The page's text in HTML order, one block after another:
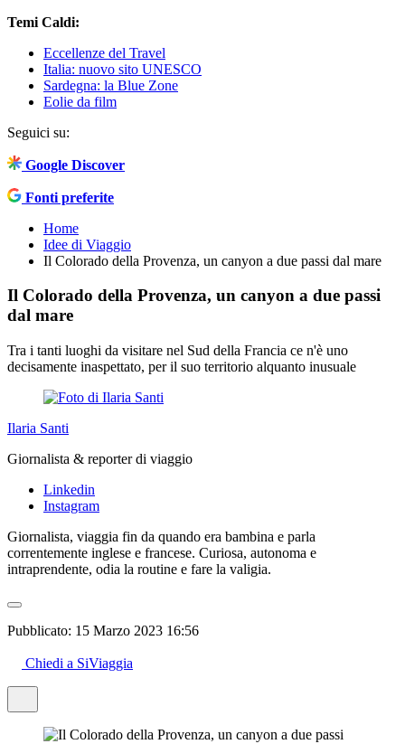
Temi Caldi:
Eccellenze del Travel
Italia: nuovo sito UNESCO
Sardegna: la Blue Zone
Eolie da film
Seguici su:
Google Discover
Fonti preferite
Home
Idee di Viaggio
Il Colorado della Provenza, un canyon a due passi dal mare
Il Colorado della Provenza, un canyon a due passi
dal mare
Tra i tanti luoghi da visitare nel Sud della Francia ce n'è uno
decisamente inaspettato, per il suo territorio alquanto inusuale
Ilaria Santi
Giornalista & reporter di viaggio
Linkedin
Instagram
Giornalista, viaggia fin da quando era bambina e parla
correntemente inglese e francese. Curiosa, autonoma e
intraprendente, odia la routine e fare la valigia.
Pubblicato: 15 Marzo 2023 16:56
Chiedi a SiViaggia